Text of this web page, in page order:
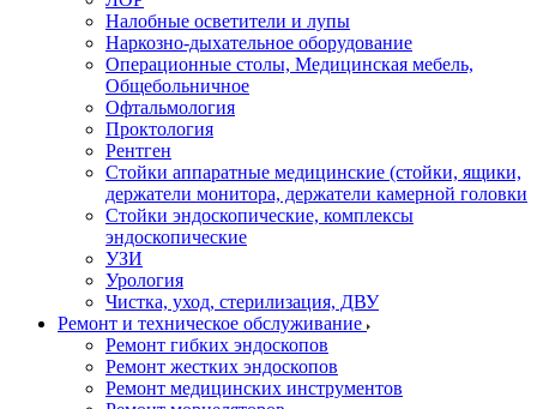
Налобные осветители и лупы
Наркозно-дыхательное оборудование
Операционные столы, Медицинская мебель,
Общебольничное
Офтальмология
Проктология
Рентген
Стойки аппаратные медицинские (стойки, ящики,
держатели монитора, держатели камерной головки
Стойки эндоскопические, комплексы
эндоскопические
УЗИ
Урология
Чистка, уход, стерилизация, ДВУ
Ремонт и техническое обслуживание
Ремонт гибких эндоскопов
Ремонт жестких эндоскопов
Ремонт медицинских инструментов